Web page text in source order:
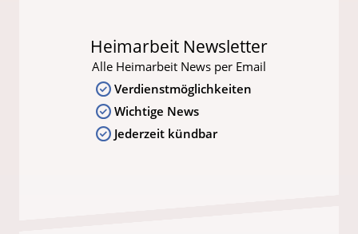
Heimarbeit Newsletter
Alle Heimarbeit News per Email
Verdienstmöglichkeiten
Wichtige News
Jederzeit kündbar